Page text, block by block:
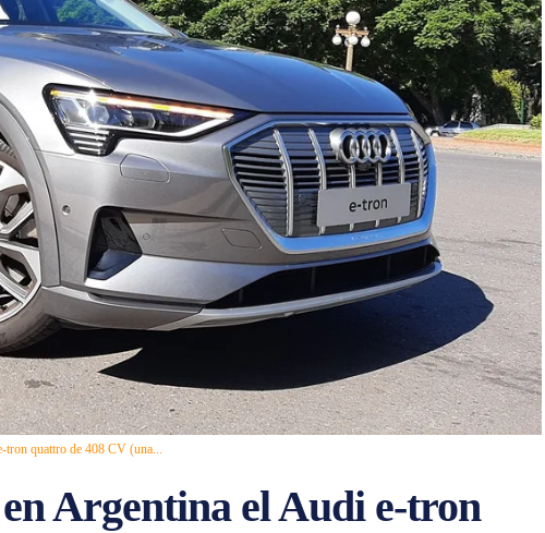
quattro de 408 CV (una...
Argentina el Audi e-tron